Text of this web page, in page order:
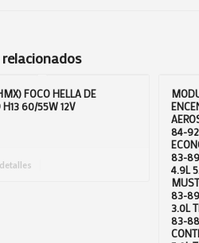
FOCO HELLA DE
H13 60/55W 12V
84-
83-89
4.9L
83-89
3.0L
83-88